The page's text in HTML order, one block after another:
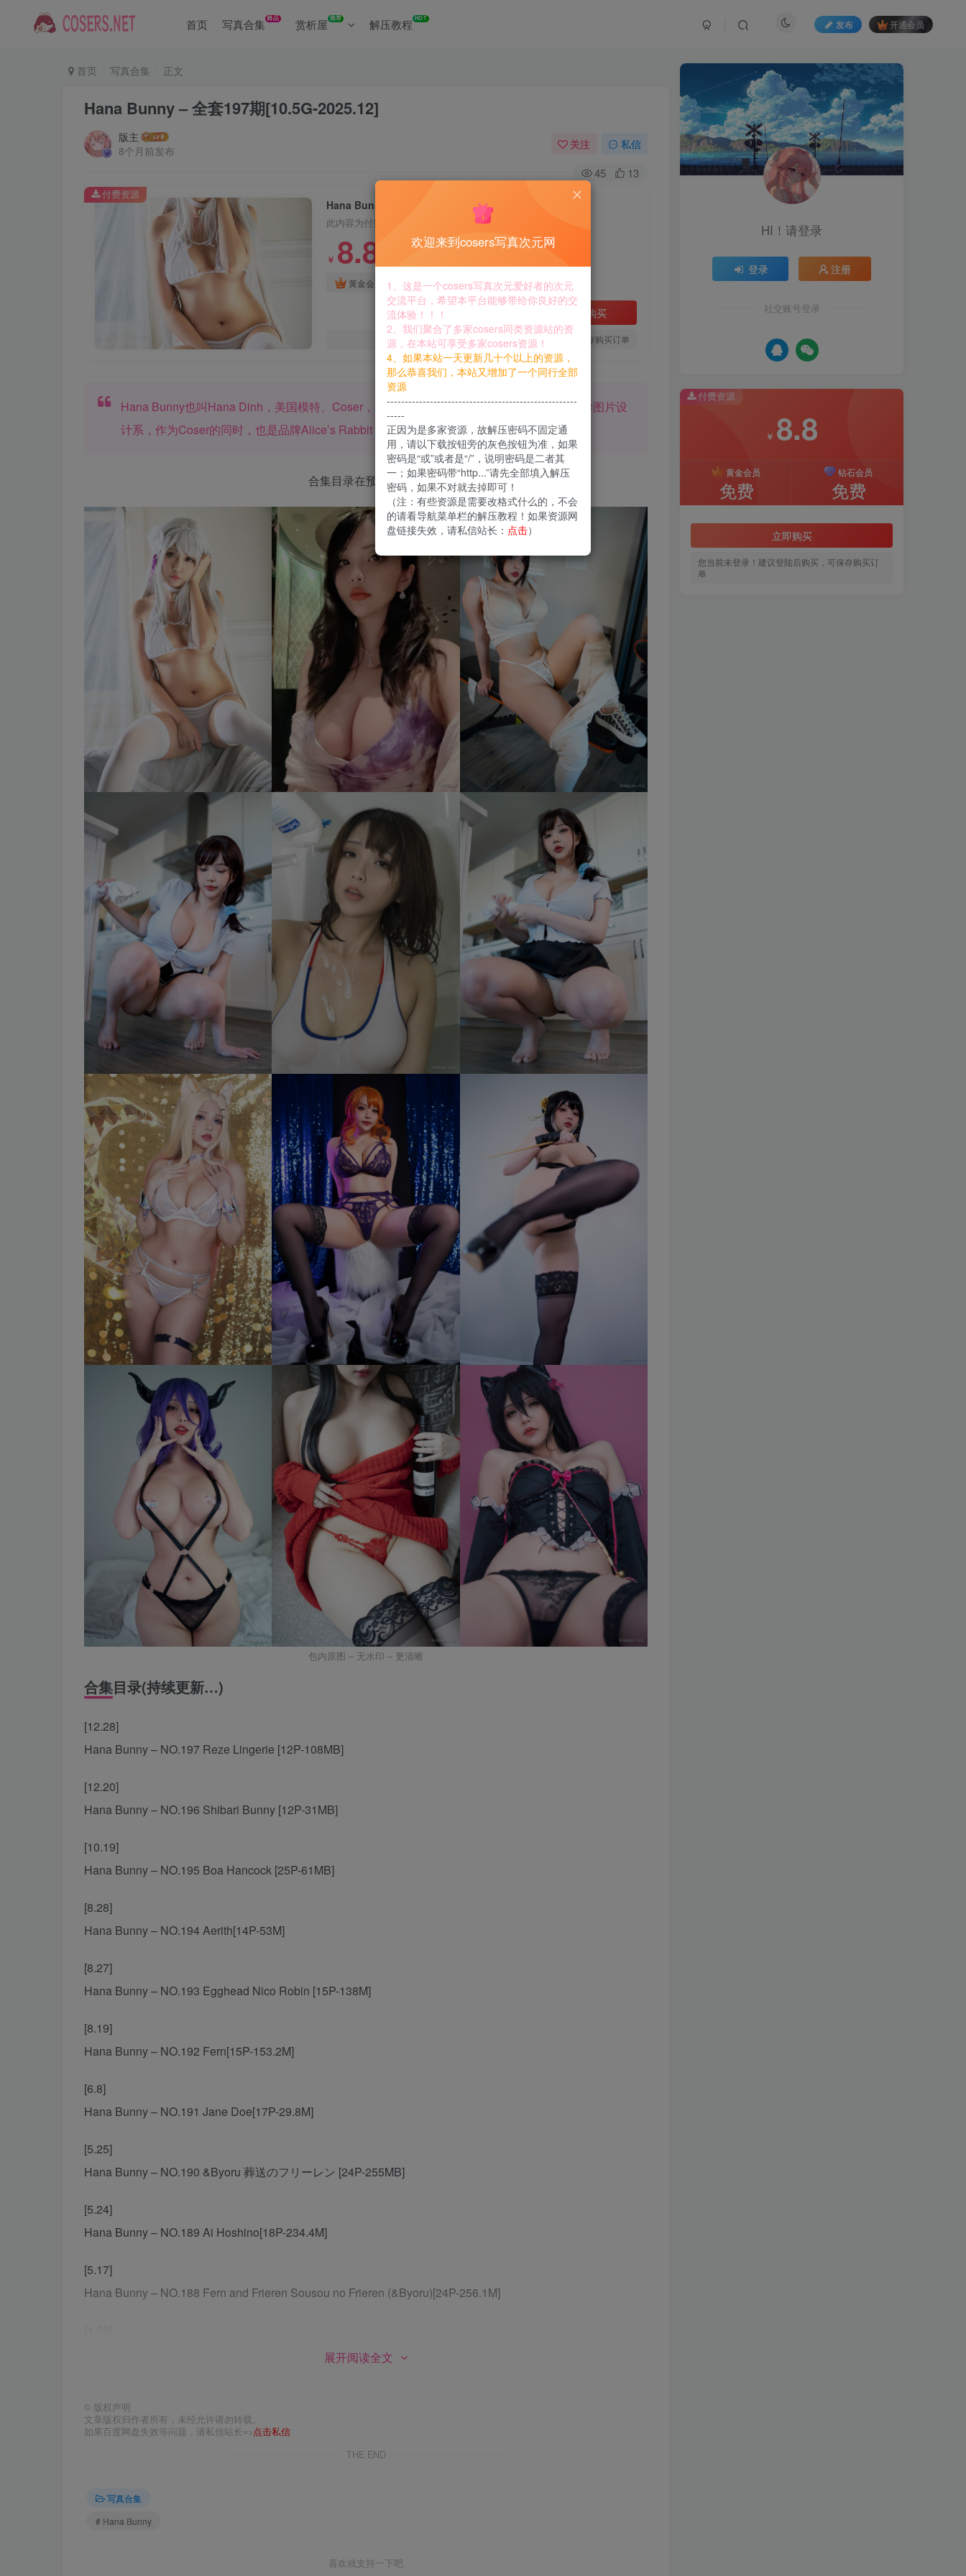
首页 写真合集 精品 赏析屋 推荐 解压教程 HOT
发布 开通会员
首页 写真合集 正文
Hana Bunny – 全套197期[10.5G-2025.12]
版主
8个月前发布
关注 私信
45 13
Hana Bunny – 全套197期[10.5G-2025.12]
此内容为付费资源，请付费后查看
￥ 8.8
黄金会员 免费 钻石会员免费
立即购买
您当前未登录！建议登陆后购买，可保存购买订单
付费资源
Hana Bunny也叫Hana Dinh，美国模特、Coser，出生于越南胡志明市，毕业圣何塞州立大学图片设
计系，作为Coser的同时，也是品牌Alice’s Rabbit Hole的主理人。
合集目录在预览图下面
包内原图 – 无水印 – 更清晰
合集目录(持续更新…)
[12.28]
Hana Bunny – NO.197 Reze Lingerie [12P-108MB]
[12.20]
Hana Bunny – NO.196 Shibari Bunny [12P-31MB]
[10.19]
Hana Bunny – NO.195 Boa Hancock [25P-61MB]
[8.28]
Hana Bunny – NO.194 Aerith[14P-53M]
[8.27]
Hana Bunny – NO.193 Egghead Nico Robin [15P-138M]
[8.19]
Hana Bunny – NO.192 Fern[15P-153.2M]
[6.8]
Hana Bunny – NO.191 Jane Doe[17P-29.8M]
[5.25]
Hana Bunny – NO.190 &Byoru 葬送のフリーレン [24P-255MB]
[5.24]
Hana Bunny – NO.189 Ai Hoshino[18P-234.4M]
[5.17]
Hana Bunny – NO.188 Fern and Frieren Sousou no Frieren (&Byoru)[24P-256.1M]
Hana Bunny – NO.186 Denim Bunny[14P-27.8M]
展开阅读全文
© 版权声明
文章版权归作者所有，未经允许请勿转载。
如果百度网盘失效等问题，请私信站长=>点击私信
THE END
写真合集
# Hana Bunny
喜欢就支持一下吧
HI！请登录
登录 注册
社交账号登录
付费资源
￥ 8.8
黄金会员
免费
钻石会员
免费
立即购买
您当前未登录！建议登陆后购买，可保存购买订
单
欢迎来到cosers写真次元网
1、这是一个cosers写真次元爱好者的次元
交流平台，希望本平台能够带给你良好的交
流体验！！！
2、我们聚合了多家cosers同类资源站的资
源，在本站可享受多家cosers资源！
4、如果本站一天更新几十个以上的资源，
那么恭喜我们，本站又增加了一个同行全部
资源
-----------------------------------------------------
-----
正因为是多家资源，故解压密码不固定通
用，请以下载按钮旁的灰色按钮为准，如果
密码是“或”或者是“/”，说明密码是二者其
一；如果密码带“http...”请先全部填入解压
密码，如果不对就去掉即可！
（注：有些资源是需要改格式什么的，不会
的请看导航菜单栏的解压教程！如果资源网
盘链接失效，请私信站长： 点击）